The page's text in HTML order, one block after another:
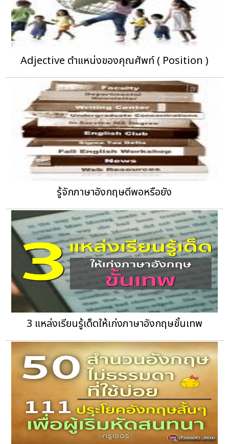
Adjective ตำแหน่งของคุณศัพท์ ( Position )
รู้จักภาษาอังกฤษดีพอหรือยัง
3 แหล่งเรียนรู้เด็ดให้เก่งภาษาอังกฤษขั้นเทพ